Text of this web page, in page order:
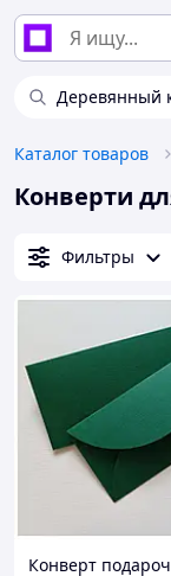
Деревянный
Каталог товаров
Конверти
Фильтры
Конверт